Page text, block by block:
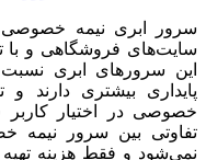
سرور ابری نیمه خصوصی
سایت‌های فروشگاهی و با
این سرورهای ابری
پایداری بیشتری دارند
خصوصی در اختیار کاربر
تفاوتی بین سرور
نمی‌شود و فقط هزینه